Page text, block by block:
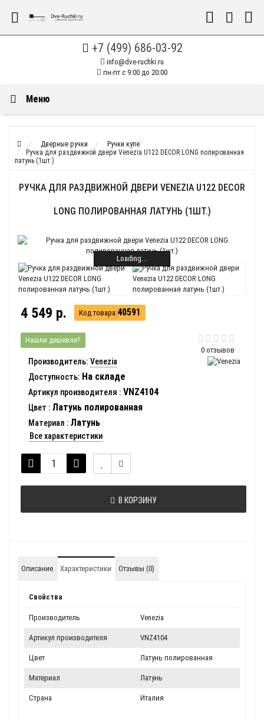
+7 (499) 686-03-92
info@dve-ruchki.ru
пн-пт с 9:00 до 20:00
Меню
Дверные ручки
Ручки купе
Ручка для раздвижной двери Venezia U122 DECOR LONG полированная
латунь (1шт.)
РУЧКА ДЛЯ РАЗДВИЖНОЙ ДВЕРИ VENEZIA U122 DECOR
LONG ПОЛИРОВАННАЯ ЛАТУНЬ (1ШТ.)
Loading...
0 отзывов
4 549 р. Код товара:40591
Нашли дешевле?
Производитель: Venezia
Доступность: На складе
Артикул производителя : VNZ4104
Цвет : Латунь полированная
Материал : Латунь
Все характеристики
В КОРЗИНУ
Описание Характеристики Отзывы (0)
Свойства
Производитель Venezia
Артикул производителя VNZ4104
Цвет Латунь полированная
Материал Латунь
Страна Италия